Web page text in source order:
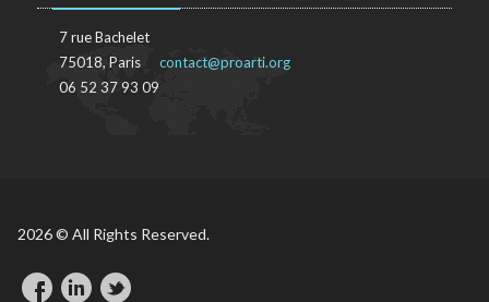
7 rue Bachelet
75018, Paris
06 52 37 93 09
contact@proarti.org
2026 © All Rights Reserved.